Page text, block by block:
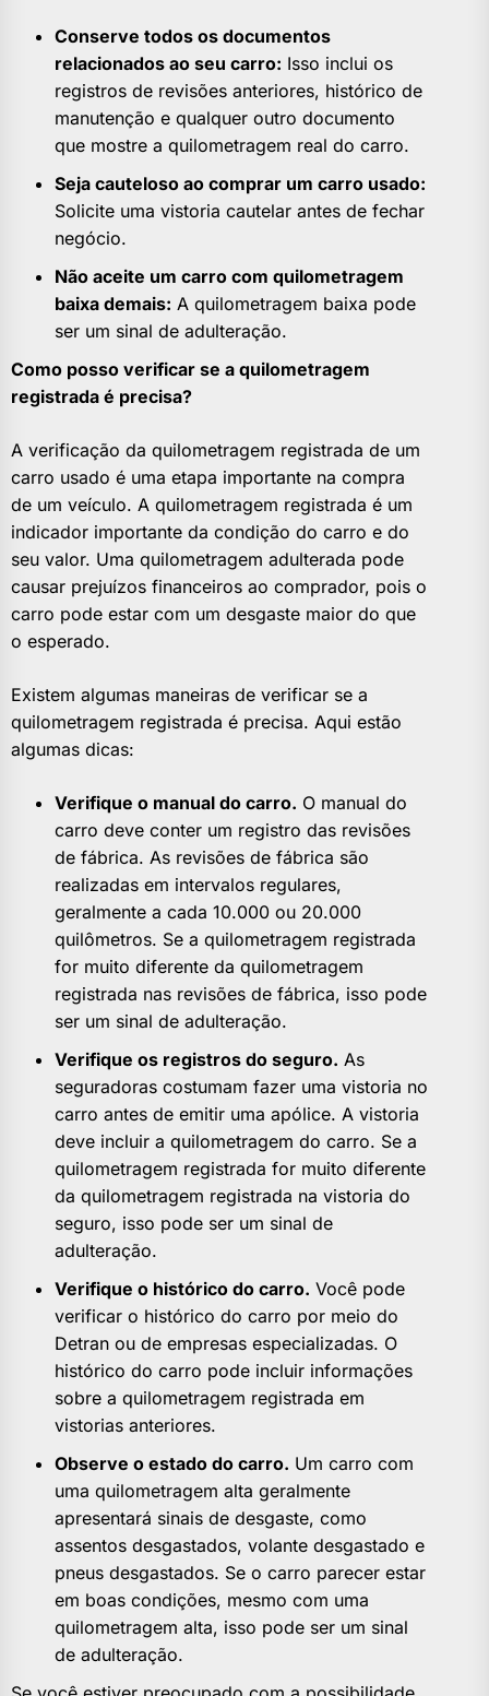
Conserve todos os documentos
relacionados ao seu carro: Isso inclui os
registros de revisões anteriores, histórico de
manutenção e qualquer outro documento
que mostre a quilometragem real do carro.
Seja cauteloso ao comprar um carro usado:
Solicite uma vistoria cautelar antes de fechar
negócio.
Não aceite um carro com quilometragem
baixa demais: A quilometragem baixa pode
ser um sinal de adulteração.
Como posso verificar se a quilometragem
registrada é precisa?
A verificação da quilometragem registrada de um
carro usado é uma etapa importante na compra
de um veículo. A quilometragem registrada é um
indicador importante da condição do carro e do
seu valor. Uma quilometragem adulterada pode
causar prejuízos financeiros ao comprador, pois o
carro pode estar com um desgaste maior do que
o esperado.
Existem algumas maneiras de verificar se a
quilometragem registrada é precisa. Aqui estão
algumas dicas:
Verifique o manual do carro. O manual do
carro deve conter um registro das revisões
de fábrica. As revisões de fábrica são
realizadas em intervalos regulares,
geralmente a cada 10.000 ou 20.000
quilômetros. Se a quilometragem registrada
for muito diferente da quilometragem
registrada nas revisões de fábrica, isso pode
ser um sinal de adulteração.
Verifique os registros do seguro. As
seguradoras costumam fazer uma vistoria no
carro antes de emitir uma apólice. A vistoria
deve incluir a quilometragem do carro. Se a
quilometragem registrada for muito diferente
da quilometragem registrada na vistoria do
seguro, isso pode ser um sinal de
adulteração.
Verifique o histórico do carro. Você pode
verificar o histórico do carro por meio do
Detran ou de empresas especializadas. O
histórico do carro pode incluir informações
sobre a quilometragem registrada em
vistorias anteriores.
Observe o estado do carro. Um carro com
uma quilometragem alta geralmente
apresentará sinais de desgaste, como
assentos desgastados, volante desgastado e
pneus desgastados. Se o carro parecer estar
em boas condições, mesmo com uma
quilometragem alta, isso pode ser um sinal
de adulteração.